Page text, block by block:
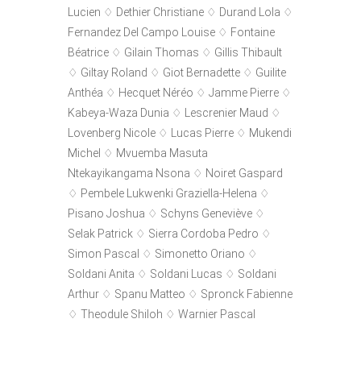
Lucien ♢ Dethier Christiane ♢ Durand Lola ♢
Fernandez Del Campo Louise ♢ Fontaine
Béatrice ♢ Gilain Thomas ♢ Gillis Thibault
♢ Giltay Roland ♢ Giot Bernadette ♢ Guilite
Anthéa ♢ Hecquet Néréo ♢ Jamme Pierre ♢
Kabeya-Waza Dunia ♢ Lescrenier Maud ♢
Lovenberg Nicole ♢ Lucas Pierre ♢ Mukendi
Michel ♢ Mvuemba Masuta
Ntekayikangama Nsona ♢ Noiret Gaspard
♢ Pembele Lukwenki Graziella-Helena ♢
Pisano Joshua ♢ Schyns Geneviève ♢
Selak Patrick ♢ Sierra Cordoba Pedro ♢
Simon Pascal ♢ Simonetto Oriano ♢
Soldani Anita ♢ Soldani Lucas ♢ Soldani
Arthur ♢ Spanu Matteo ♢ Spronck Fabienne
♢ Theodule Shiloh ♢ Warnier Pascal